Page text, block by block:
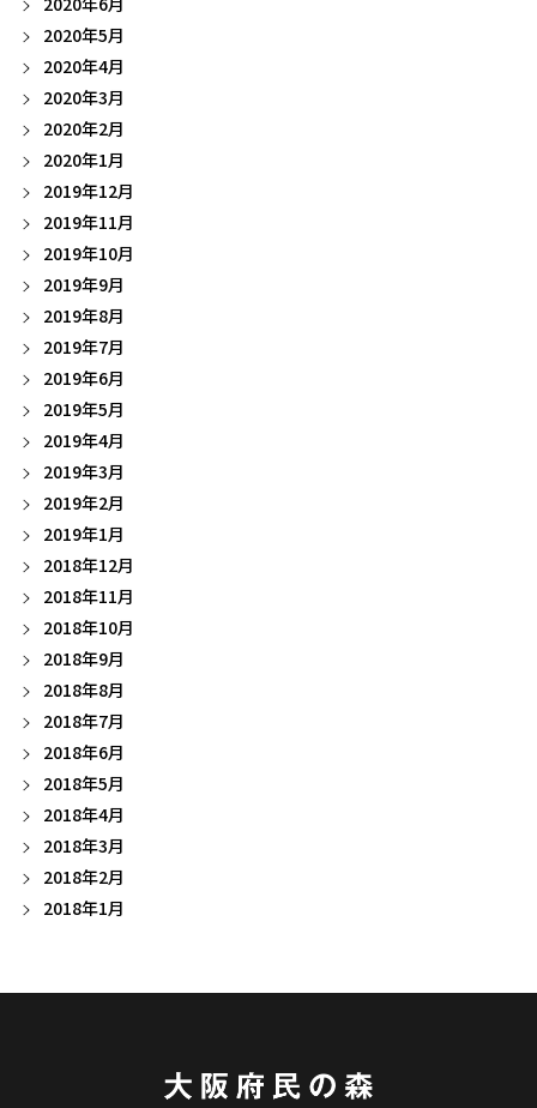
2020年5月
2020年4月
2020年3月
2020年2月
2020年1月
2019年12月
2019年11月
2019年10月
2019年9月
2019年8月
2019年7月
2019年6月
2019年5月
2019年4月
2019年3月
2019年2月
2019年1月
2018年12月
2018年11月
2018年10月
2018年9月
2018年8月
2018年7月
2018年6月
2018年5月
2018年4月
2018年3月
2018年2月
2018年1月